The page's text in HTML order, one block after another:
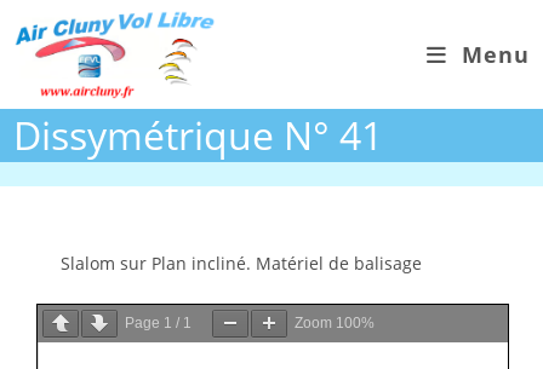
Menu
Dissymétrique N° 41
Slalom sur Plan incliné. Matériel de balisage
Page 1 / 1 Zoom 100%